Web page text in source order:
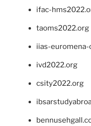
ifac-
taoms2022.org
iias-
ivd2022.org
csity2022.org